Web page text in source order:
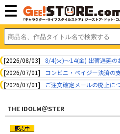
[2026/08/03]
8/4(火)～14(金) 出荷遅延の
[2026/07/01]
コンビニ・ペイジー決済の
[2026/07/01]
ご注文確定メールの廃止に
THE IDOLM＠STER